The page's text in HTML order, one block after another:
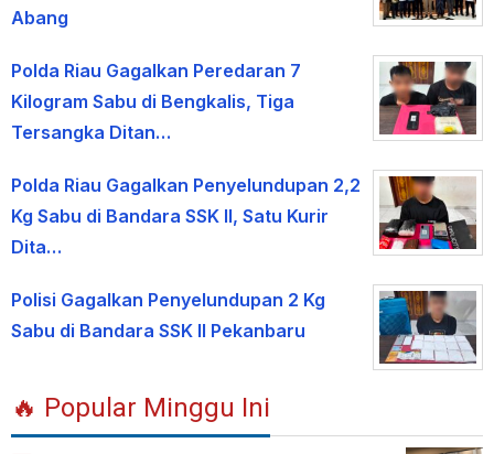
Abang
Polda Riau Gagalkan Peredaran 7
Kilogram Sabu di Bengkalis, Tiga
Tersangka Ditan…
Polda Riau Gagalkan Penyelundupan 2,2
Kg Sabu di Bandara SSK II, Satu Kurir
Dita…
Polisi Gagalkan Penyelundupan 2 Kg
Sabu di Bandara SSK II Pekanbaru
🔥 Popular Minggu Ini